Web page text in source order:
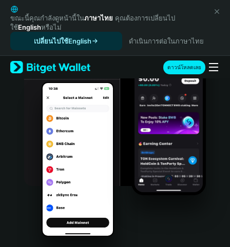
English
日本語
Tiếng Việt
Español (Latinoamérica)
Türkçe
Italiano
Português (Portugal)
Bahasa Indonesia
Português (Brasil)
Español (Argentina)
ขณะนี้คุณกำลังดูหน้านี้ในภาษาไทย คุณต้องการเปลี่ยนไป
ใช้Englishหรือไม่
เปลี่ยนไปใช้English
ดำเนินการต่อในภาษาไทย
ดาวน์โหลดเลย